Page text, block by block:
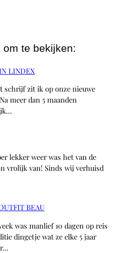
te bekijken:
LINDEX
schrijf zit ik op onze nieuwe
meer dan 5 maanden
lekker weer was het van de
vrolijk van! Sinds wij verhuisd
BEAU
was manlief 10 dagen op reis
dingetje wat ze elke 5 jaar